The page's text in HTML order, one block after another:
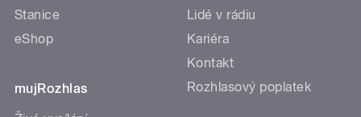
Stanice
eShop
mujRozhlas
Lidé v rádiu
Kariéra
Kontakt
Rozhlasový poplatek